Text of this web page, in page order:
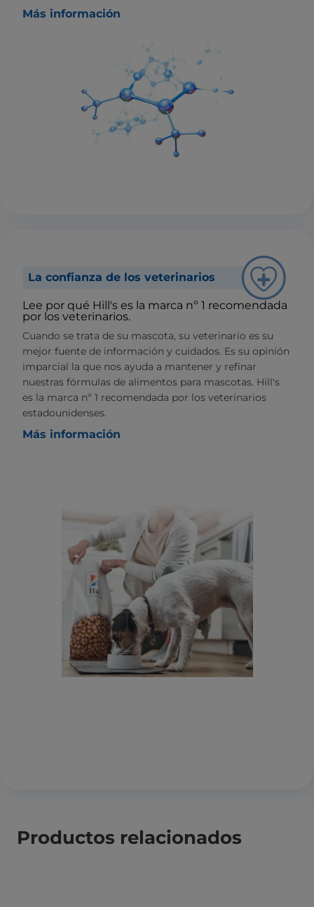
Más información
La confianza de los veterinarios
Lee por qué Hill's es la marca nº 1 recomendada
por los veterinarios.
Cuando se trata de su mascota, su veterinario es su
mejor fuente de información y cuidados. Es su opinión
imparcial la que nos ayuda a mantener y refinar
nuestras fórmulas de alimentos para mascotas. Hill's
es la marca nº 1 recomendada por los veterinarios
estadounidenses.
Más información
Productos relacionados